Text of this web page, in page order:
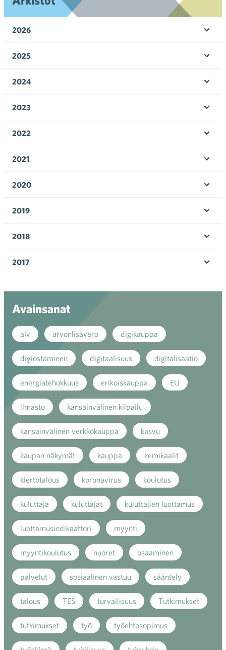
2026
2025
2024
2023
2022
2021
2020
2019
2018
2017
Avainsanat
alv arvonlisävero digikauppa
digiostaminen digitaalisuus digitalisaatio
energiatehokkuus erikoiskauppa EU
ilmasto kansainvälinen kilpailu
kansainvälinen verkkokauppa kasvu
kaupan näkymät kauppa kemikaalit
kiertotalous koronavirus koulutus
kuluttaja kuluttajat kuluttajien luottamus
luottamusindikaattori myynti
myyntikoulutus nuoret osaaminen
palvelut sosiaalinen vastuu sääntely
talous TES turvallisuus Tutkimukset
tutkimukset työ työehtosopimus